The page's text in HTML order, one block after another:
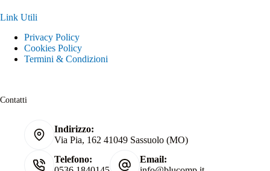
Link Utili
Privacy Policy
Cookies Policy
Termini & Condizioni
Contatti
Indirizzo:
Via Pia, 162 41049 Sassuolo (MO)
Telefono:
Email: